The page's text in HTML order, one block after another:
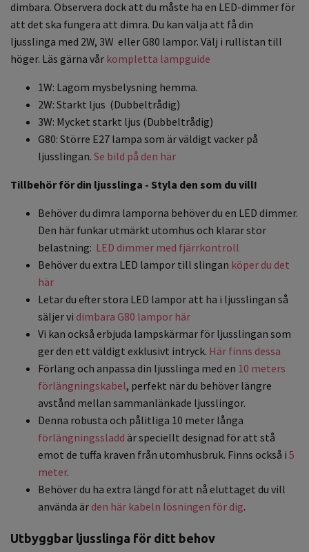
dimbara. Observera dock att du måste ha en LED-dimmer för
att det ska fungera att dimra. Du kan välja att få din
ljusslinga med 2W, 3W eller G80 lampor. Välj i rullistan till
höger. Läs gärna vår kompletta lampguide
1W: Lagom mysbelysning hemma.
2W: Starkt ljus (Dubbeltrådig)
3W: Mycket starkt ljus (Dubbeltrådig)
G80: Större E27 lampa som är väldigt vacker på
ljusslingan. Se bild på den här
Tillbehör för din ljusslinga - Styla den som du vill!
Behöver du dimra lamporna behöver du en LED dimmer.
Den här funkar utmärkt utomhus och klarar stor
belastning: LED dimmer med fjärrkontroll
Behöver du extra LED lampor till slingan köper du det
här
Letar du efter stora LED lampor att ha i ljusslingan så
säljer vi dimbara G80 lampor här
Vi kan också erbjuda lampskärmar för ljusslingan som
ger den ett väldigt exklusivt intryck. Här finns dessa
Förläng och anpassa din ljusslinga med en 10 meters
förlängningskabel, perfekt när du behöver längre
avstånd mellan sammanlänkade ljusslingor.
Denna robusta och pålitliga 10 meter långa
förlängningssladd är speciellt designad för att stå
emot de tuffa kraven från utomhusbruk. Finns också i 5
meter.
Behöver du ha extra längd för att nå eluttaget du vill
använda är den här kabeln lösningen för dig.
Utbyggbar ljusslinga för ditt behov